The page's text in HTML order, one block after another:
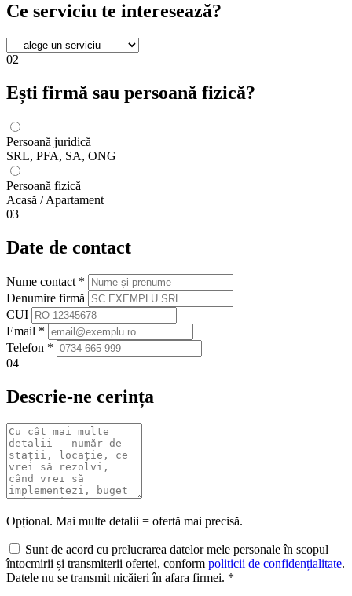
Ce serviciu te interesează?
02
Ești firmă sau persoană fizică?
Persoană juridică
SRL, PFA, SA, ONG
Persoană fizică
Acasă / Apartament
03
Date de contact
Nume contact *
Denumire firmă
CUI
Email *
Telefon *
04
Descrie-ne cerința
Opțional. Mai multe detalii = ofertă mai precisă.
Sunt de acord cu prelucrarea datelor mele personale în scopul
întocmirii și transmiterii ofertei, conform politicii de confidențialitate.
Datele nu se transmit nicăieri în afara firmei. *